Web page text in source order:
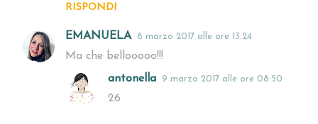
RISPONDI
EMANUELA 8 marzo 2017 alle ore 13:24
Ma che bellooooo!!!
antonella 9 marzo 2017 alle ore 08:50
26